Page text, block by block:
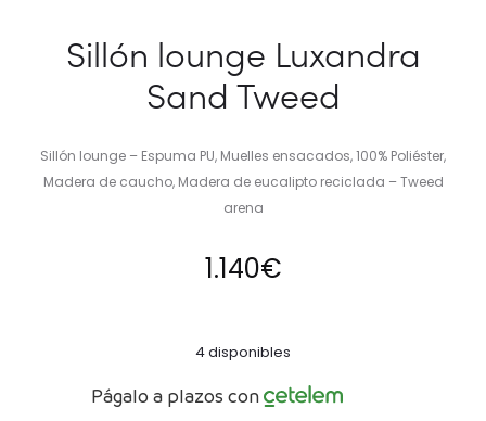
Sillón lounge Luxandra
Sand Tweed
Sillón lounge – Espuma PU, Muelles ensacados, 100% Poliéster,
Madera de caucho, Madera de eucalipto reciclada – Tweed
arena
1.140€
4 disponibles
Págalo a plazos con